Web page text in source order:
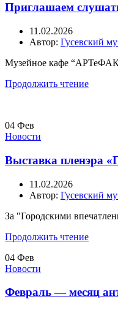
Приглашаем
11.02.2026
Автор: Гусевский
Музейное кафе
Продолжить чтение
04 Фев
Новости
Выставка пленэра
11.02.2026
Автор: Гусевский
За "Городскими
Продолжить чтение
04 Фев
Новости
Февраль — месяц